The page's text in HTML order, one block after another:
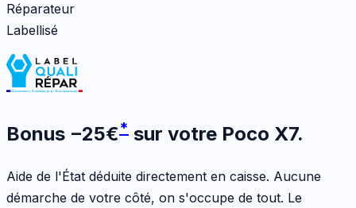
Réparateur
Labellisé
Bonus −25€* sur votre Poco X7.
Aide de l'État déduite directement en caisse. Aucune
démarche de votre côté, on s'occupe de tout. Le